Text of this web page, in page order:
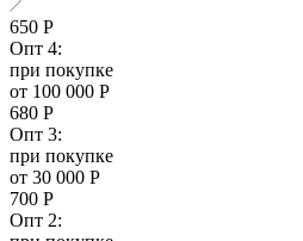
650 Р
Опт 4:
при покупке
от 100 000 Р
680 Р
Опт 3:
при покупке
от 30 000 Р
700 Р
Опт 2: